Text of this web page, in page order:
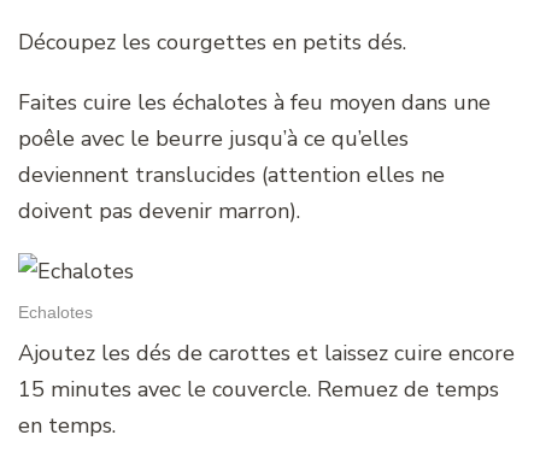
Découpez les courgettes en petits dés.
Faites cuire les échalotes à feu moyen dans une
poêle avec le beurre jusqu’à ce qu’elles
deviennent translucides (attention elles ne
doivent pas devenir marron).
Echalotes
Ajoutez les dés de carottes et laissez cuire encore
15 minutes avec le couvercle. Remuez de temps
en temps.